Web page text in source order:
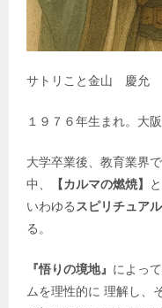
サトリこと金山 慶允
１９７６年生まれ。大阪
大学卒業後、教育業界
中、
【カルマの燃焼】
いわゆるスピリチュア
る。
『悟りの境地』 によっ
ムを理性的に 理解し、